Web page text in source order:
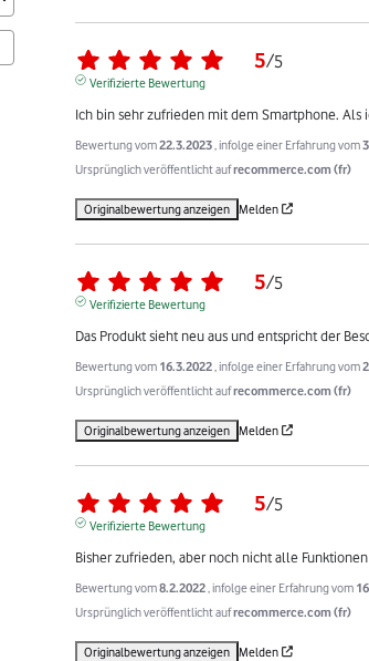
5/5
Verifizierte Bewertung
Ich bin sehr zufrieden mit dem Smartphone. Als
Bewertung vom22.3.2023 , infolge einer Erfahrung vom
Ursprünglich veröffentlicht aufrecommerce.com (fr)
Originalbewertung anzeigen Melden
5/5
Verifizierte Bewertung
Das Produkt sieht neu aus und entspricht der
Bewertung vom 16.3.2022 , infolge einer Erfahrung vom
Ursprünglich veröffentlicht aufrecommerce.com (fr)
Originalbewertung anzeigen Melden
5/5
Verifizierte Bewertung
Bisher zufrieden, aber noch nicht alle
Bewertung vom8.2.2022 , infolge einer Erfahrung vom
Ursprünglich veröffentlicht aufrecommerce.com (fr)
Originalbewertung anzeigen Melden